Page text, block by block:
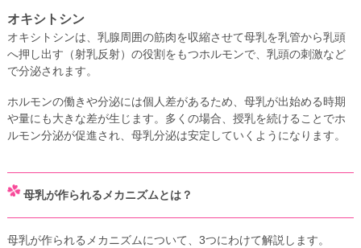
オキシトシン
オキシトシンは、乳腺周囲の筋肉を収縮させて母乳を乳管から乳頭
へ押し出す（射乳反射）の役割をもつホルモンで、乳頭の刺激など
で分泌されます。
ホルモンの働きや分泌には個人差があるため、母乳が出始める時期
や量にも大きな差が生じます。多くの場合、授乳を続けることでホ
ルモン分泌が促進され、母乳分泌は安定していくようになります。
母乳が作られるメカニズムとは？
母乳が作られるメカニズムについて、3つにわけて解説します。